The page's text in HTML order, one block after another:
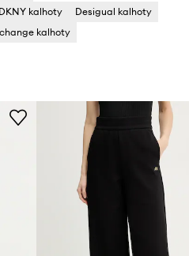
DKNY kalhoty
Desigual kalhoty
kalhoty